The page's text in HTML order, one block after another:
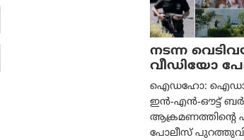
നടന്ന
വീഡിയോ
ഐഡഹോ:
ഇൻ-എൻ-ഔട്ട്
ആക്രമണത്തിന്റെ
പോലീസ്